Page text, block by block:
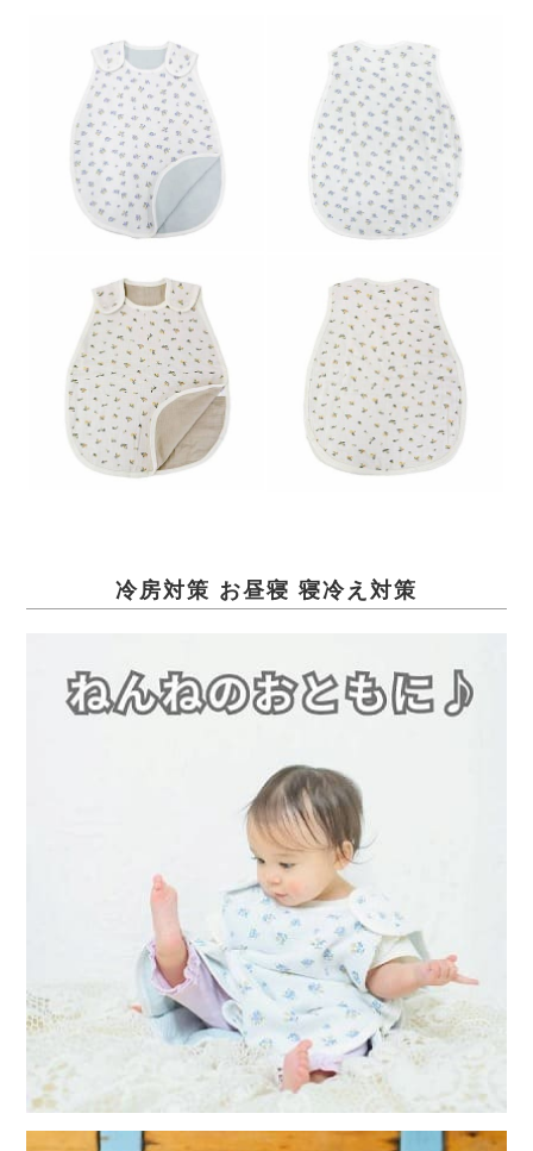
冷房対策 お昼寝 寝冷え対策